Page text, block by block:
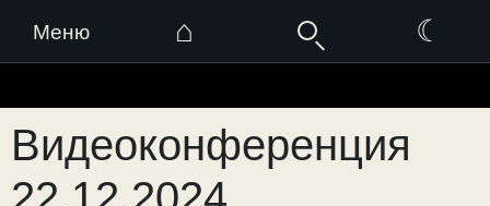
Меню ⌂ ☾
к
содержимому
Видеоконференция